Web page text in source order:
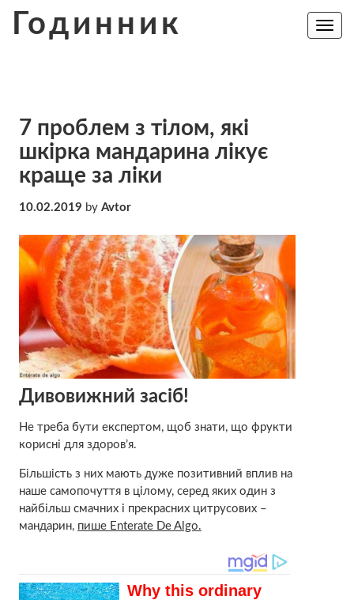
Годинник
Toggle
7 проблем з тілом, які
шкірка мандарина лікує
краще за ліки
10.02.2019 by Avtor
Дивовижний засіб!
Не треба бути експертом, щоб знати, що фрукти
корисні для здоров’я.
Більшість з них мають дуже позитивний вплив на
наше самопочуття в цілому, серед яких один з
найбільш смачних і прекрасних цитрусових –
мандарин, пише Enterate De Algo.